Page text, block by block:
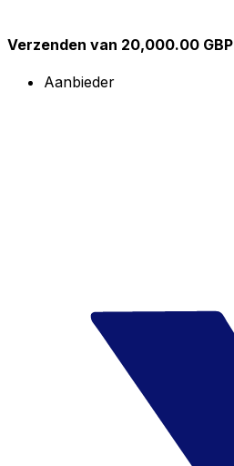
Verzenden van 20,000.00 GBP
Aanbieder